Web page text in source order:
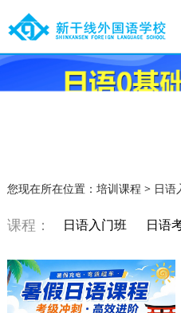
您现在所在位置： 培训课程 > 日语
课程： 日语入门班 日语